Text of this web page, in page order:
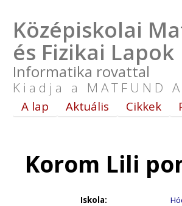
Középiskolai
és Fizikai Lapok
Informatika rovattal
Kiadja a MATFUND
A lap Aktuális Cikkek
Korom Lili
Iskola: